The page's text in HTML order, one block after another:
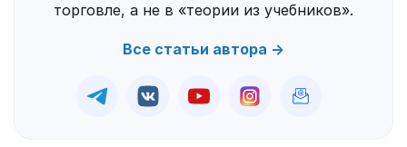
торговле, а не в «теории из учебников».
Все статьи автора →